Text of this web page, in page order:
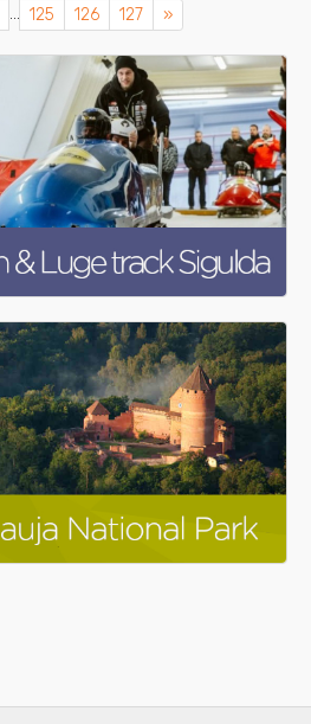
... 125 126 127 »Next